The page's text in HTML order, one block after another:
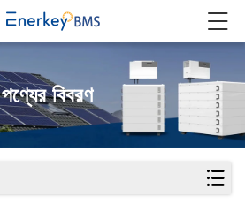
পণ্যের বিবরণ